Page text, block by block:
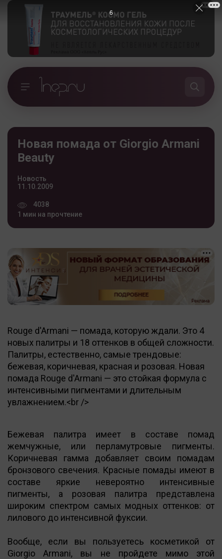
Новая помада от Giorgio Armani
Beauty
Новость
11.10.2009
4038
1 мин на прочтение
Rouge d'Armani — помада, которую ждали. Это 4
новых палитры и 18 оттенков в общей сложности.
Палитры, естественно, самые трендовые:
бежевая, коричневая, красная и розовая. Новая
помада Rouge d'Armani — это стойкая формула с
интенсивными пигментами и длительным
увлажнением.<br />
Бежевая палитра имеет в составе помад
жемчужные, или перламутровые пигменты.
Коричневая гамма добавляет своим помадам
бронзового свечения. Красные помады имеют в
составе яркие невероятно интенсивные
пигменты, а розовая палитра представлена
широким спектром самых модных оттенков: от
лилового до интенсивной фуксии.
Вообще, если вы пользуетесь косметикой от
Giorgio Armani, вы не пройдете мимо этой
5